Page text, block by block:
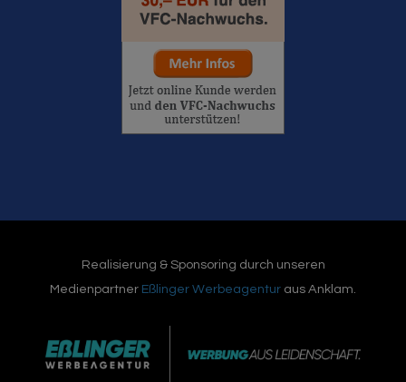
Realisierung & Sponsoring durch unseren
Medienpartner Eßlinger Werbeagentur aus Anklam.